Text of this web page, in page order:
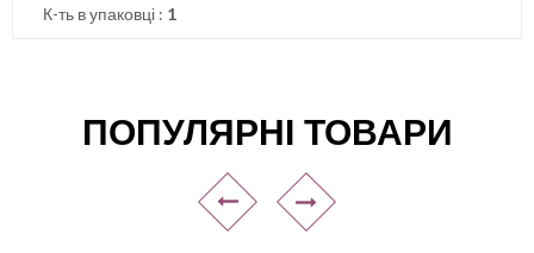
К-ть в упаковці : 1
ПОПУЛЯРНІ ТОВАРИ